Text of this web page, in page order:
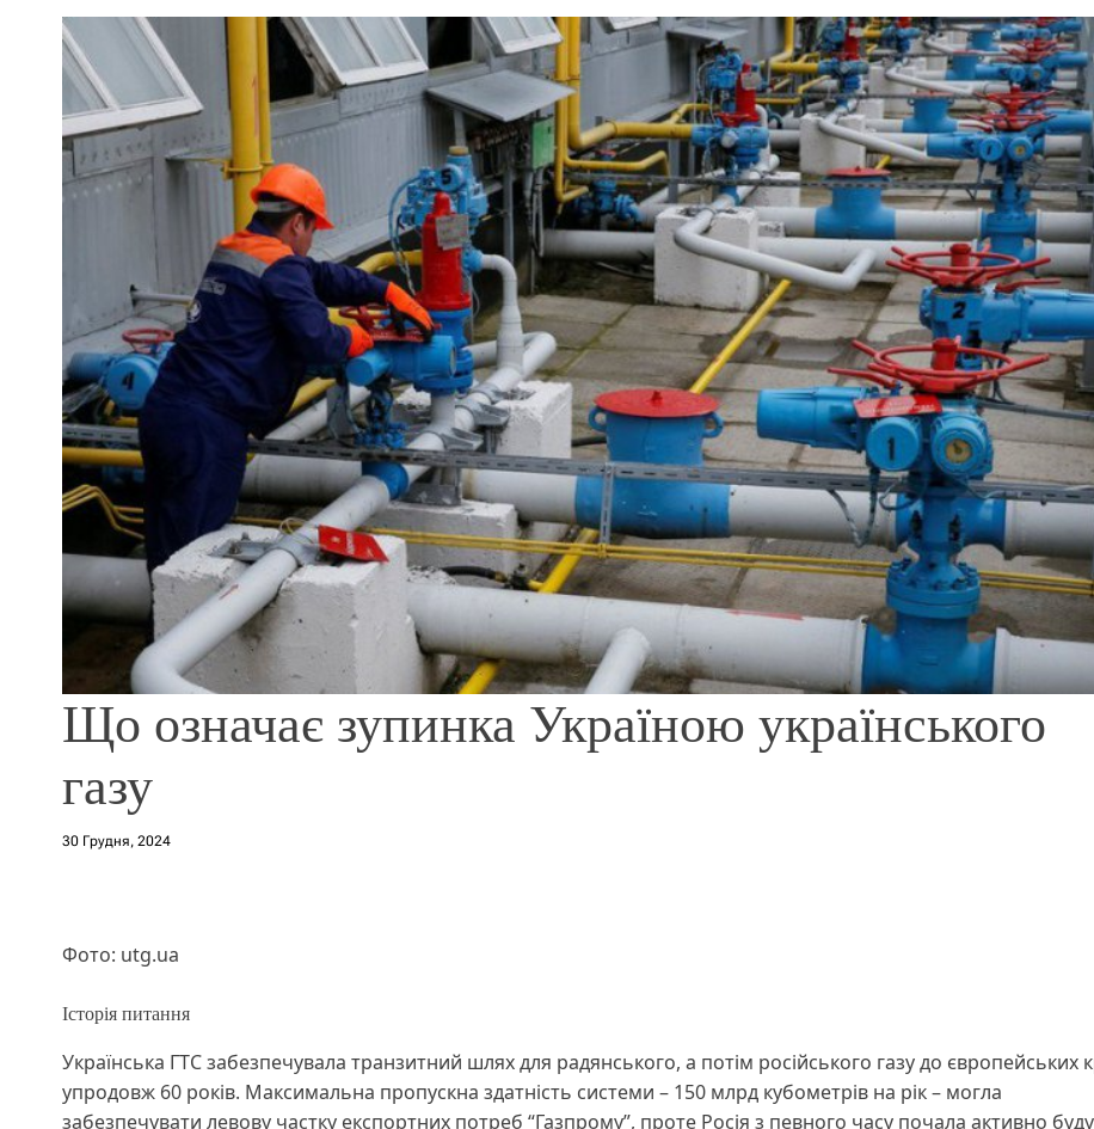
Що означає зупинка Україною українського
газу
30 Грудня, 2024
Фото: utg.ua
Історія питання
Українська ГТС забезпечувала транзитний шлях для радянського, а потім російського газу до європейських
упродовж 60 років. Максимальна пропускна здатність системи – 150 млрд кубометрів на рік – могла
забезпечувати левову частку експортних потреб “Газпрому”, проте Росія з певного часу почала активно